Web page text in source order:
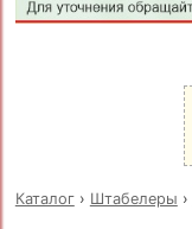
Каталог› Штабелеры ›